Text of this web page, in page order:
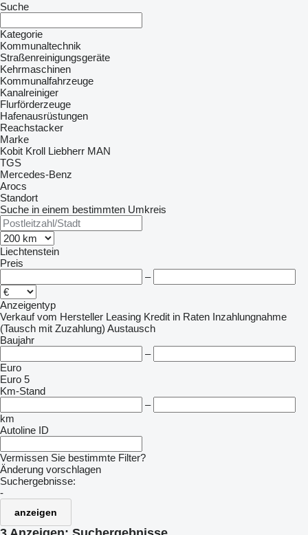
Suche
Kategorie
Kommunaltechnik
Straßenreinigungsgeräte
Kehrmaschinen
Kommunalfahrzeuge
Kanalreiniger
Flurförderzeuge
Hafenausrüstungen
Reachstacker
Marke
Kobit Kroll Liebherr MAN
TGS
Mercedes-Benz
Arocs
Standort
Suche in einem bestimmten Umkreis
Liechtenstein
Preis
–
Anzeigentyp
Verkauf vom Hersteller Leasing Kredit in Raten Inzahlungnahme
(Tausch mit Zuzahlung) Austausch
Baujahr
–
Euro
Euro 5
Km-Stand
–
km
Autoline ID
Vermissen Sie bestimmte Filter?
Änderung vorschlagen
Suchergebnisse:
-
anzeigen